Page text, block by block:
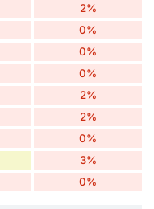
2%
0%
0%
0%
2%
2%
0%
3%
0%